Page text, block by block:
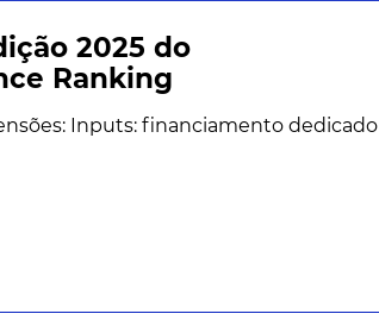
2025 do
Ranking
Inputs: financiamento dedicado